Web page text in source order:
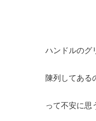
ハンドルのグ
陳列してある
って不安に思